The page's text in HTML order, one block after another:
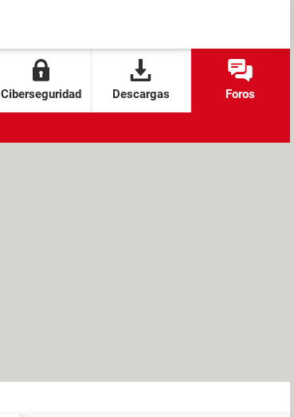
Ciberseguridad Descargas Foros